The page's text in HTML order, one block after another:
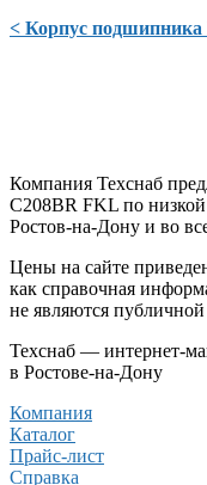
< Корпус подшипника
Компания Техснаб
C208BR FKL по
Ростов-на-Дону и во
Цены на сайте
как справочная
не являются
Техснаб — интернет-
в Ростове-на-Дону
Компания
Каталог
Прайс-лист
Справка